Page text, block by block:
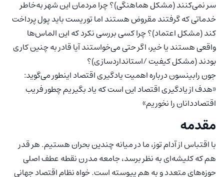
سر نمی‌کنند (مشکل هماهنگی)؟ چرا مردمان این شهر به‌خاطر
خدماتی که گرفتند مقروض هستند اما توریست باید پول پرداخت
کند (مشکل اعتماد)؟ چرا کسی بررسی نکرد که این الماس‌ها
واقعی هستند یا خیر، اگر حتی می‌خواستند آیا قادر به چنین کاری
بودند (مشکل کیفیت /استانداردسازی)؟
جون رابینسون درباره اهمیت یادگیری اقتصاد اینطور می‌گوید:
«هدف از یادگیری اقتصاد این است که یاد بگیریم چطور فریب
اقتصاددانان را نخوریم»
مقدمه
با اقتباس از آدام توز، ما در میانه چندین بحران هستیم. هر قدر
هم که کلیشه‌ای به نظر برسد، جامعه مدرن نقطه عطف اصلی
حوزه‌‌های متعدد و به هم پیوسته است. خواه نظام اقتصاد جهانی